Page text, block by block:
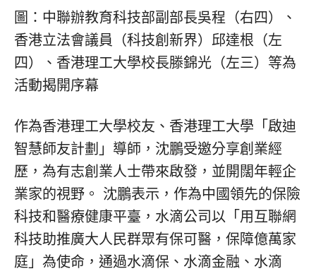
圖：中聯辦教育科技部副部長吳程（右四）、
香港立法會議員（科技創新界）邱達根（左
四）、香港理工大學校長滕錦光（左三）等為
活動揭開序幕
作為香港理工大學校友、香港理工大學「啟迪
智慧師友計劃」導師，沈鵬受邀分享創業經
歷，為有志創業人士帶來啟發，並開闊年輕企
業家的視野。 沈鵬表示，作為中國領先的保險
科技和醫療健康平臺，水滴公司以 「 用互聯網
科技助推廣大人民群眾有保可醫，保障億萬家
庭 」 為使命，通過水滴保、水滴金融、水滴